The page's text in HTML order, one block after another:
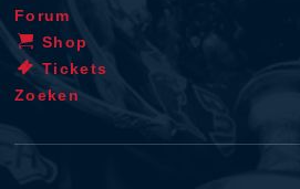
Forum
Shop
Tickets
Zoeken